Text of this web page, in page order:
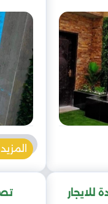
المزيد
للايجار